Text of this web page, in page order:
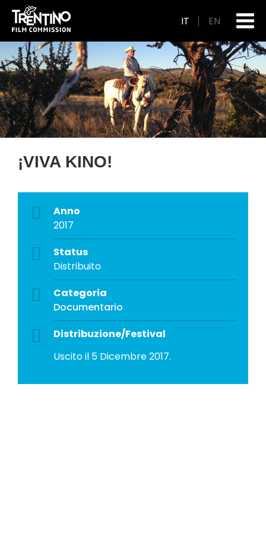
IT EN
¡VIVA KINO!
Anno
2017
Status
Distribuito
Categoria
Documentario
Distribuzione/Festival
Uscito il 5 Dicembre 2017.